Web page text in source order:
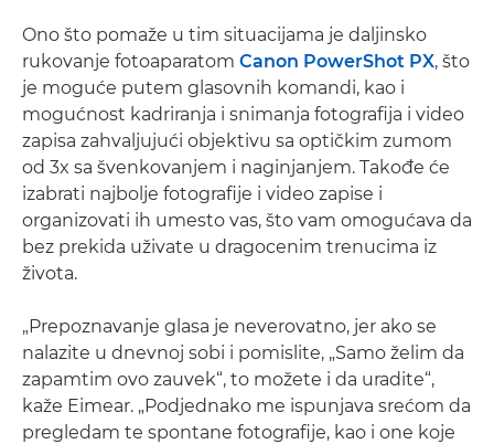
Ono što pomaže u tim situacijama je daljinsko
rukovanje fotoaparatom Canon PowerShot PX, što
je moguće putem glasovnih komandi, kao i
mogućnost kadriranja i snimanja fotografija i video
zapisa zahvaljujući objektivu sa optičkim zumom
od 3x sa švenkovanjem i naginjanjem. Takođe će
izabrati najbolje fotografije i video zapise i
organizovati ih umesto vas, što vam omogućava da
bez prekida uživate u dragocenim trenucima iz
života.
„Prepoznavanje glasa je neverovatno, jer ako se
nalazite u dnevnoj sobi i pomislite, „Samo želim da
zapamtim ovo zauvek“, to možete i da uradite“,
kaže Eimear. „Podjednako me ispunjava srećom da
pregledam te spontane fotografije, kao i one koje